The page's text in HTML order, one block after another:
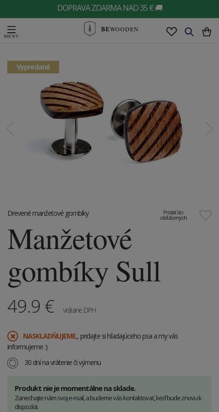
DOPRAVA ZDARMA NAD 35 € 🚚
BEWOODEN
Vypredané
Pridať do
obľúbených
Drevené manžetové gombíky
Manžetové
gombíky Sull
49.9 € vrátane DPH
​NASKLADŇUJEME,, pridajte si hľadajúceho psa a my vás
informujeme :)
30 dní na vrátenie či výmenu
Produkt nie je momentálne na sklade.
Zanechajte nám svoj e-mail, a budeme vás kontaktovať, keď bude znovu k
dispozícii.